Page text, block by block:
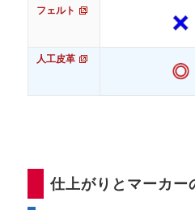
ム）
フェルト
人工皮革
仕上がりとマーカー